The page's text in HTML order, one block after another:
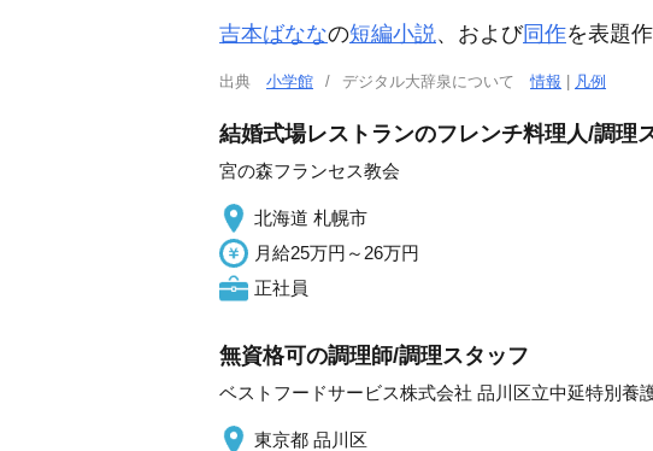
吉本ばななの短編小説、および同作を表題
出典 小学館 デジタル大辞泉について情報 凡例
結婚式場レストランのフレンチ料理人/調理
宮の森フランセス教会
北海道 札幌市
月給25万円～26万円
正社員
無資格可の調理師/調理スタッフ
ベストフードサービス株式会社 品川区立中延特別養
東京都 品川区